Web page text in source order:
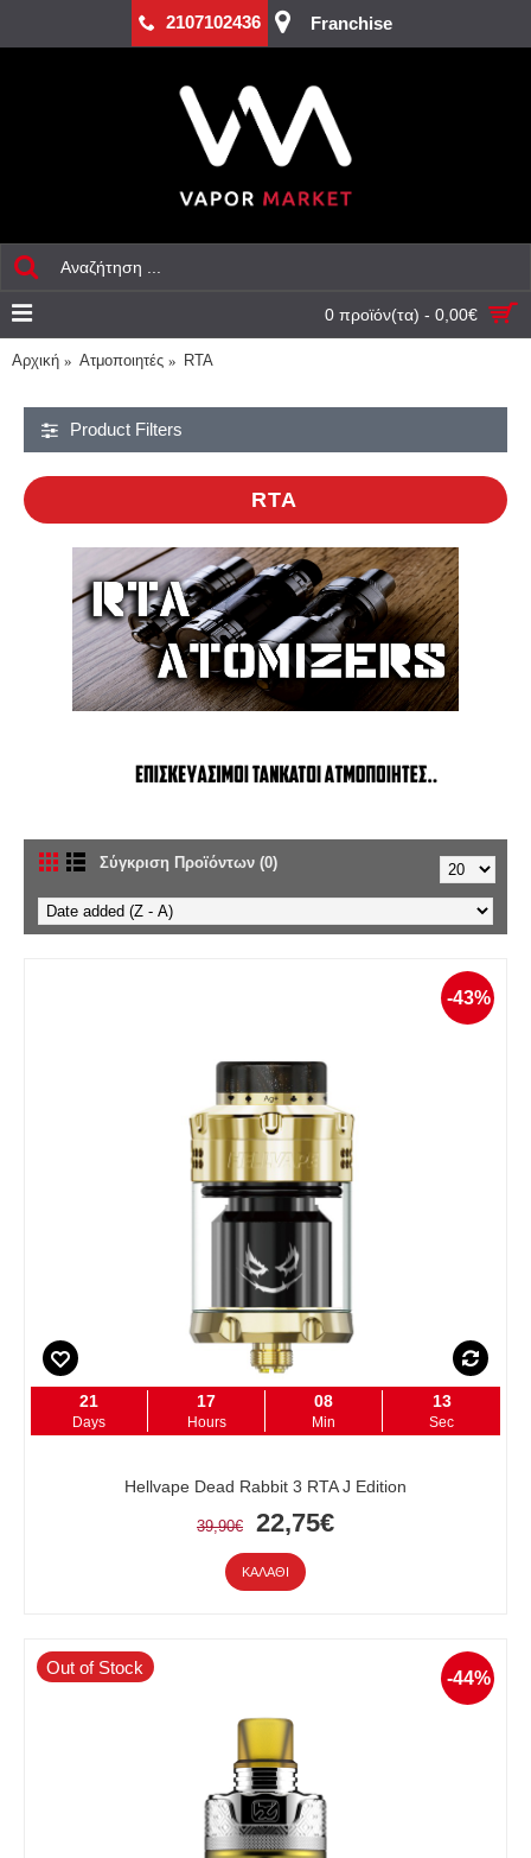
2107102436 Franchise
0 προϊόν(τα) - 0,00€
Αρχική Aτμοποιητές RTA
Product Filters
RTA
Σύγκριση Προϊόντων (0)
-43%
21
Days
17
Hours
08
Min
12
Sec
Hellvape Dead Rabbit 3 RTA J Edition
39,90€ 22,75€
ΚΑΛΆΘΙ
-44%
Out of Stock